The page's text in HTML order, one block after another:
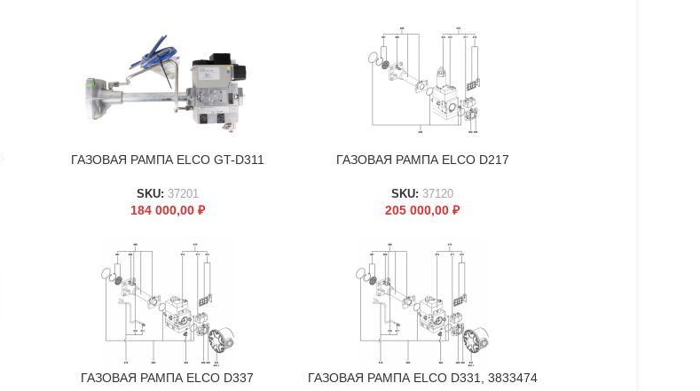
В КОРЗИНУ
ГАЗОВАЯ РАМПА ELCO GT-D311
SKU: 37201
184 000,00 ₽
В КОРЗИНУ
ГАЗОВАЯ РАМПА ELCO D217
SKU: 37120
205 000,00₽
В КОРЗИНУ
ГАЗОВАЯ РАМПА ELCO D337 В КОРЗИНУ
ГАЗОВАЯ РАМПА ELCO D331, 3833474